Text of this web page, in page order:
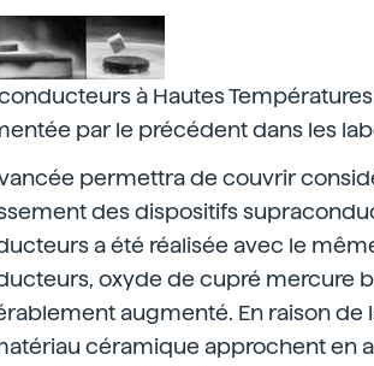
à Hautes
par le précédent dans les
permettra de couvrir
des dispositifs
a été réalisée avec le
oxyde de cupré mercure
augmenté. En raison de
céramique approchent en